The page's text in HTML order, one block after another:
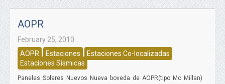
AOPR
February 25, 2010
AOPR
Estaciones
Estaciones Co-localizadas
Estaciones Sismicas
Paneles Solares Nuevos Nueva boveda de AOPR(tipo Mc Millan)